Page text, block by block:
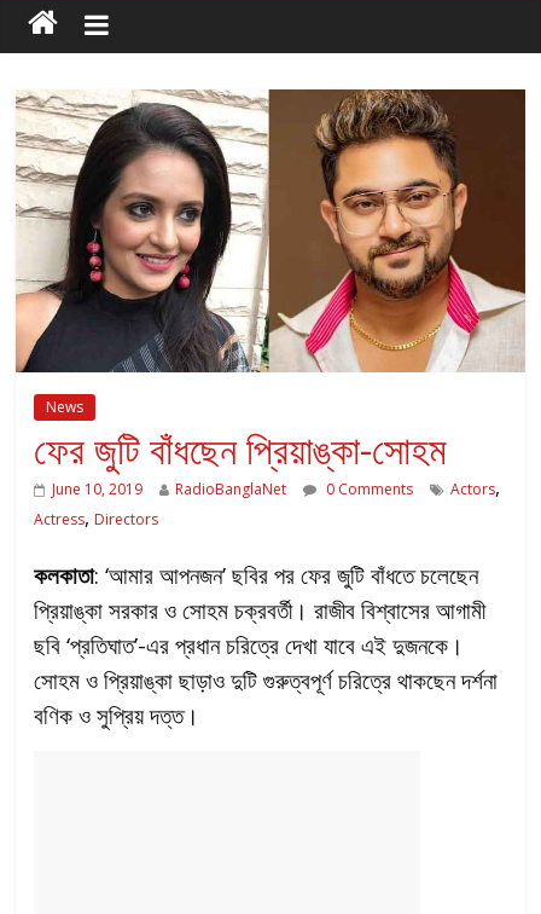
News
ফের জুটি বাঁধছেন প্রিয়াঙ্কা-সোহম
June 10, 2019 RadioBanglaNet 0 Comments Actors,
Actress, Directors
কলকাতা: ‘আমার আপনজন’ ছবির পর ফের জুটি বাঁধতে চলেছেন
প্রিয়াঙ্কা সরকার ও সোহম চক্রবর্তী। রাজীব বিশ্বাসের আগামী
ছবি ‘প্রতিঘাত’-এর প্রধান চরিত্রে দেখা যাবে এই দুজনকে।
সোহম ও প্রিয়াঙ্কা ছাড়াও দুটি গুরুত্বপূর্ণ চরিত্রে থাকছেন দর্শনা
বণিক ও সুপ্রিয় দত্ত।